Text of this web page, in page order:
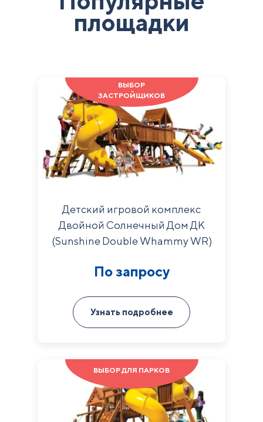
площадки
ВЫБОР
ЗАСТРОЙЩИКОВ
Детский игровой комплекс
Двойной Солнечный Дом ДК
(Sunshine Double Whammy WR)
По запросу
Узнать подробнее
ВЫБОР ДЛЯ ПАРКОВ